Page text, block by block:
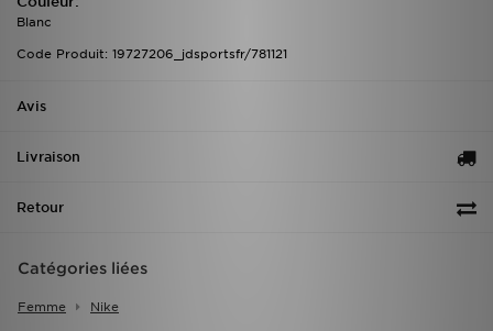
Blanc
Code Produit: 19727206_jdsportsfr/781121
Avis
Livraison
Retour
Catégories liées
Femme Nike